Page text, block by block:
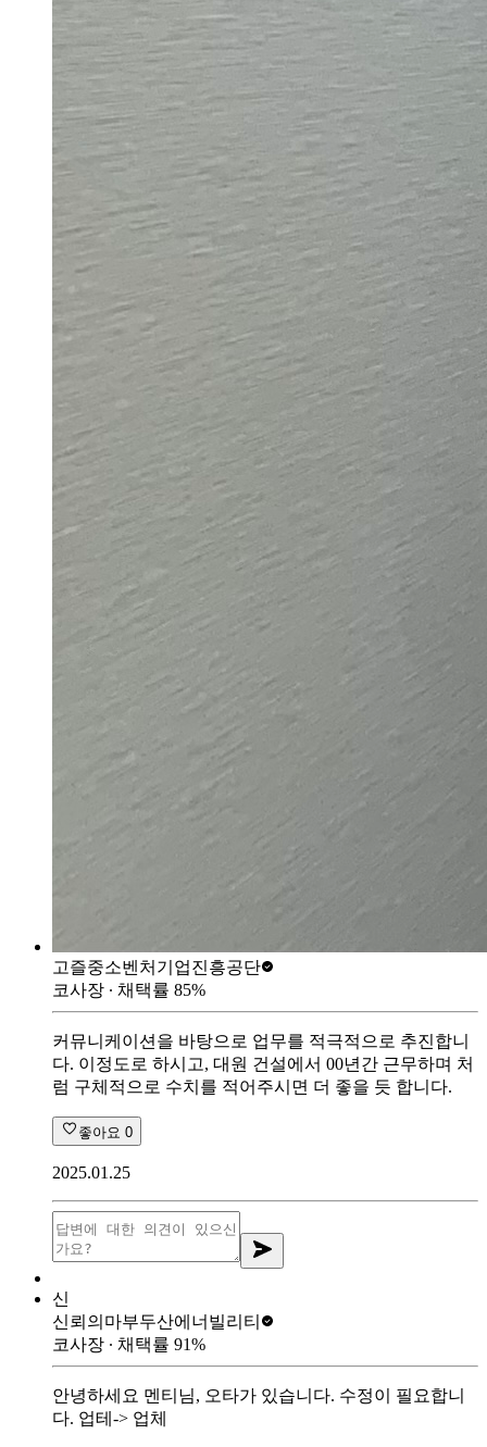
고즐중소벤처기업진흥공단
코사장 ∙ 채택률 85%
커뮤니케이션을 바탕으로 업무를 적극적으로 추진합니
다. 이정도로 하시고, 대원 건설에서 00년간 근무하며 처
럼 구체적으로 수치를 적어주시면 더 좋을 듯 합니다.
좋아요 0
2025.01.25
신
신뢰의마부두산에너빌리티
코사장 ∙ 채택률 91%
안녕하세요 멘티님, 오타가 있습니다. 수정이 필요합니
다. 업테-> 업체